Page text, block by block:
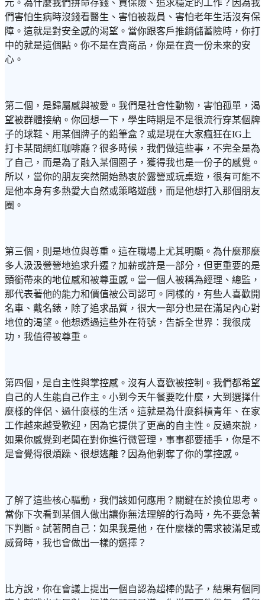
元。為什麼我們拼命存錢、買保險、追求穩定的工作？因為我
們害怕生病時沒錢看醫生、害怕被裁員、害怕老年生活沒有保
障。這就是對安全感的渴望。當你跟客戶推銷儲蓄險時，你打
中的就是這個點。你不是在賣商品，你是在賣一份未來的安
心。
第二個，是歸屬感與被愛。我們是社會性動物，害怕孤單，渴
望被群體接納。你回想一下，學生時期是不是很流行穿某個牌
子的球鞋、用某個牌子的鉛筆盒？或是現在大家瘋狂在IG上
打卡某間網紅咖啡廳？很多時候，我們做這些事，不完全是為
了自己，而是為了融入某個圈子，獲得我也是一份子的感覺。
所以，當你的朋友突然開始熱衷於露營或玩桌遊，很有可能不
是他本身有多熱愛大自然或策略遊戲，而是他想打入那個朋友
圈。
第三個，則是地位與尊重。這在職場上尤其明顯。為什麼那麼
多人汲汲營營地追求升遷？加薪或許是一部分，但更重要的是
頭銜帶來的地位感和被尊重感。當一個人被稱為經理、總監，
那代表著他的能力和價值被公司認可。同樣的，有些人喜歡開
名車、戴名錶，除了追求品質，很大一部分也是在滿足內心對
地位的渴望。他想透過這些外在符號，告訴全世界：我很成
功，我值得被尊重。
第四個，是自主性與掌控感。沒有人喜歡被控制。我們都希望
自己的人生能自己作主。小到今天午餐要吃什麼，大到選擇什
麼樣的伴侶、過什麼樣的生活。這就是為什麼斜槓青年、在家
工作越來越受歡迎，因為它提供了更高的自主性。反過來說，
如果你感覺到老闆在對你進行微管理，事事都要插手，你是不
是會覺得很煩躁、很想逃離？因為他剝奪了你的掌控感。
了解了這些核心驅動，我們該如何應用？關鍵在於換位思考。
當你下次看到某個人做出讓你無法理解的行為時，先不要急著
下判斷。試著問自己：如果我是他，在什麼樣的需求被滿足或
威脅時，我也會做出一樣的選擇？
比方說，你在會議上提出一個自認為超棒的點子，結果有個同